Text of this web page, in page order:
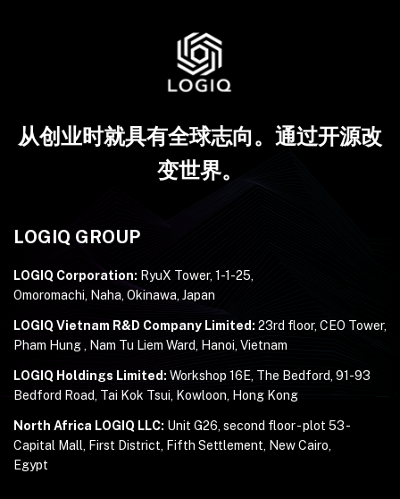
从创业时就具有全球志向。通过开源改
变世界。
LOGIQ GROUP
LOGIQ Corporation: RyuX Tower, 1-1-25,
Omoromachi, Naha, Okinawa, Japan
LOGIQ Vietnam R&D Company Limited: 23rd floor, CEO Tower,
Pham Hung , Nam Tu Liem Ward, Hanoi, Vietnam
LOGIQ Holdings Limited: Workshop 16E, The Bedford, 91-93
Bedford Road, Tai Kok Tsui, Kowloon, Hong Kong
North Africa LOGIQ LLC: Unit G26, second floor - plot 53 -
Capital Mall, First District, Fifth Settlement, New Cairo,
Egypt